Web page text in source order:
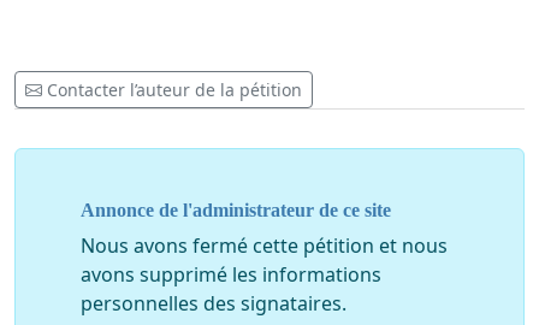
Contacter l’auteur de la pétition
Annonce de l'administrateur de ce site
Nous avons fermé cette pétition et nous
avons supprimé les informations
personnelles des signataires.